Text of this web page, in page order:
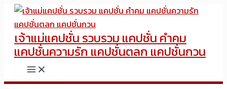
Skip
content
เจ้าแม่แคปชั่น รวบรวม แคปชั่น คำคม
แคปชั่นความรัก แคปชั่นตลก แคปชั่นกวน